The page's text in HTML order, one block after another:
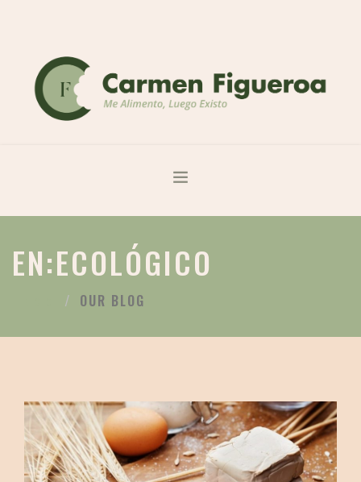
ME ALIMENTO LUEGO EXISTO
SOBRE MÍ
SERVICIOS
EN:ECOLÓGICO
OUR BLOG